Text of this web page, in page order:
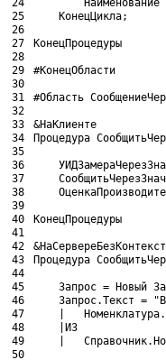
24
25
26
27
28
29
30
31
32
33
34
35
36
37
38
39
40
41
42
43
44
45
46
47
48
49
50
Наименование
КонецЦикла;
КонецПроцедуры
#КонецОбласти
#Область
&НаКлиенте
Процедура
КонецПроцедуры
Процедура
Запрос = Новый
Запрос.Текст =
|
	|ИЗ
|